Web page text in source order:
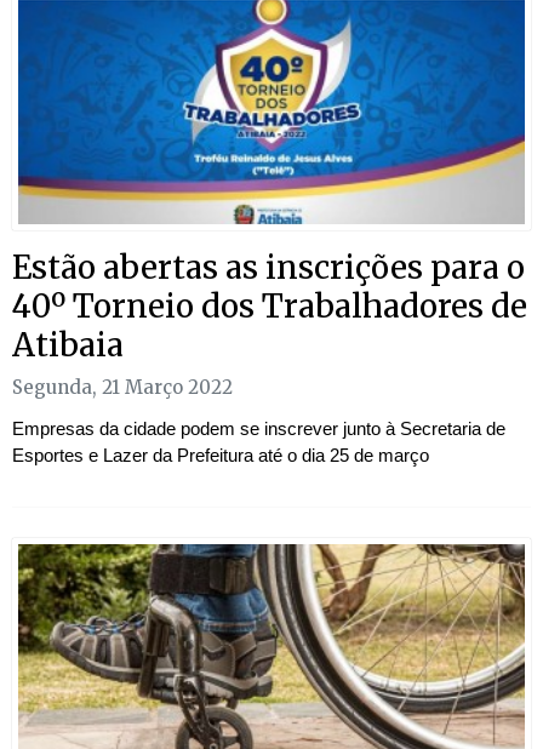
Estão abertas as inscrições para o
40º Torneio dos Trabalhadores de
Atibaia
Segunda, 21 Março 2022
Empresas da cidade podem se inscrever junto à Secretaria de
Esportes e Lazer da Prefeitura até o dia 25 de março